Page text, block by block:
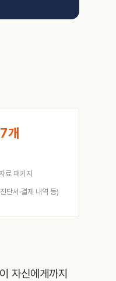
7개
료 패키지
단서·결제 내역 등)
자신에게까지